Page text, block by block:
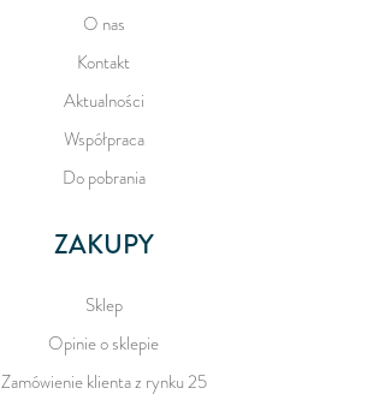
O nas
Kontakt
Aktualności
Współpraca
Do pobrania
ZAKUPY
Sklep
Opinie o sklepie
Zamówienie klienta z rynku 25